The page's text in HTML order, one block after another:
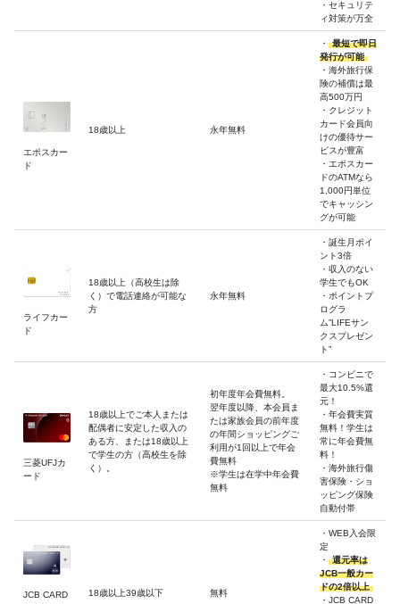
・セキュリテ
ィ対策が万全
エポスカー
ド
18歳以上 永年無料
・
最短で即日
発行が可能
・海外旅行保
険の補償は最
高500万円
・クレジット
カード会員向
けの優待サー
ビスが豊富
・エポスカー
ドのATMなら
1,000円単位
でキャッシン
グが可能
ライフカー
ド
18歳以上（高校生は除
く）で電話連絡が可能な
方
永年無料
・誕生月ポイ
ント3倍
・収入のない
学生でもOK
・ポイントプ
ログラ
ム”LIFEサン
クスプレゼン
ト”
三菱UFJカ
ード
18歳以上でご本人または
配偶者に安定した収入の
ある方、または18歳以上
で学生の方（高校生を除
く）。
初年度年会費無料。
翌年度以降、本会員ま
たは家族会員の前年度
の年間ショッピングご
利用が1回以上で年会
費無料
※学生は在学中年会費
無料
・コンビニで
最大10.5%還
元！
・年会費実質
無料！学生は
常に年会費無
料！
・海外旅行傷
害保険・ショ
ッピング保険
自動付帯
JCB CARD
18歳以上39歳以下 無料
・WEB入会限
定
・
還元率は
JCB一般カー
ドの2倍以上
・JCB CARD